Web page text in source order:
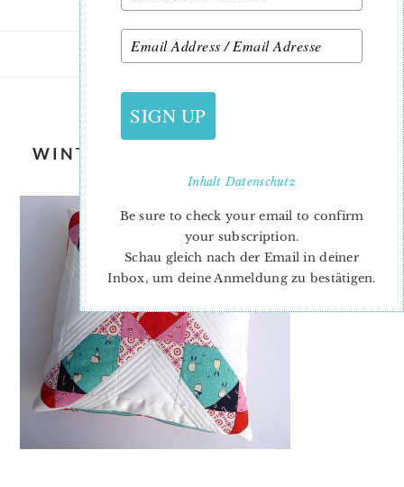
WINTER STARS CHRISTMAS QUILT
PATTERN
SIGN UP
InhaltDatenschutz
Be sure to check your email to confirm
your subscription.
Schau gleich nach der Email in deiner
Inbox, um deine Anmeldung zu bestätigen.